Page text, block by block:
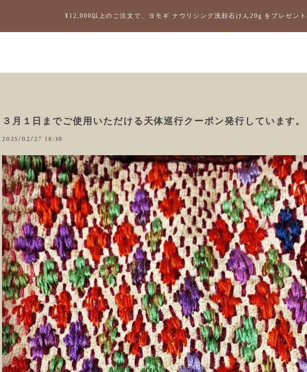
¥12,000以上のご注文で、ヨモギ ナウリシング洗顔石けん20g をプレゼ
３月１日までご使用いただける天体巡行クーポン発行しています。
2025/02/27 18:30